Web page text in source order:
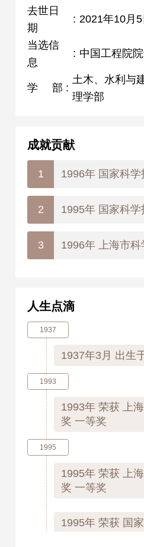
去世日
期
: 2021年10月5
当选信
息
: 中国工程院
学部 :
土木、水利与
理学部
成就贡献
1
2
3 1996年 上海市
人生点滴
1937
1937年3月 出生
1993
1993年荣获 上
奖 一等奖
1995
1995年荣获 上
奖 一等奖
1995年荣获 国